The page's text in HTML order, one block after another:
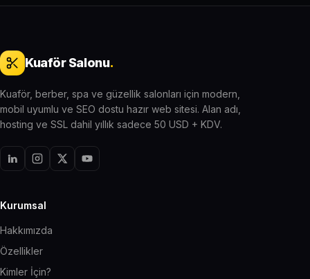
Kuaför Salonu.
Kuaför, berber, spa ve güzellik salonları için modern,
mobil uyumlu ve SEO dostu hazır web sitesi. Alan adı,
hosting ve SSL dahil yıllık sadece 50 USD + KDV.
Kurumsal
Hakkımızda
Özellikler
Kimler İçin?